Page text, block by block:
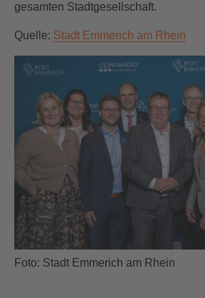
gesamten Stadtgesellschaft.
Quelle: Stadt Emmerich am Rhein
Foto: Stadt Emmerich am Rhein